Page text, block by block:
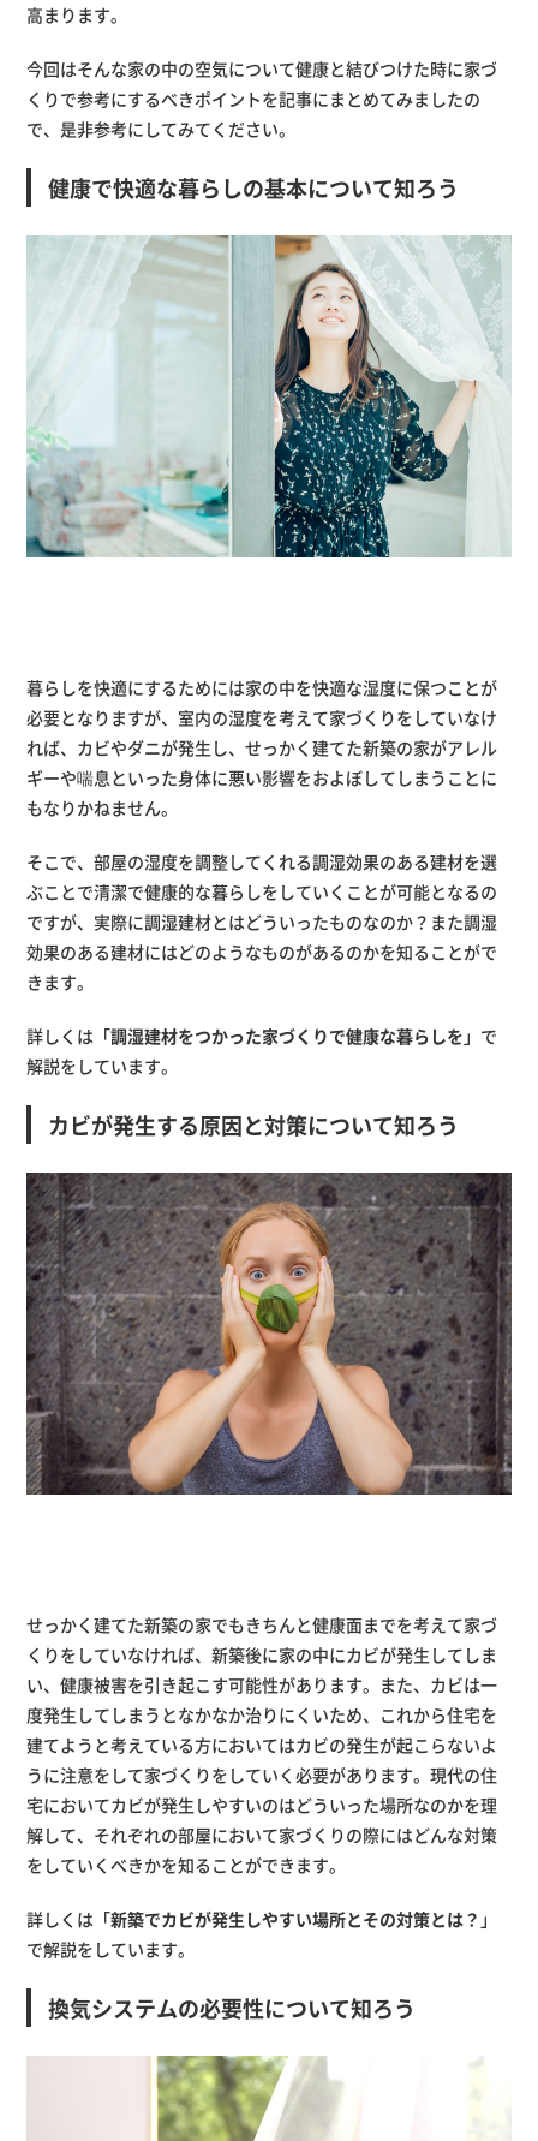
高まります。
今回はそんな家の中の空気について健康と結びつけた時に家づ
くりで参考にするべきポイントを記事にまとめてみましたの
で、是非参考にしてみてください。
健康で快適な暮らしの基本について知ろう
暮らしを快適にするためには家の中を快適な湿度に保つことが
必要となりますが、室内の湿度を考えて家づくりをしていなけ
れば、カビやダニが発生し、せっかく建てた新築の家がアレル
ギーや喘息といった身体に悪い影響をおよぼしてしまうことに
もなりかねません。
そこで、部屋の湿度を調整してくれる調湿効果のある建材を選
ぶことで清潔で健康的な暮らしをしていくことが可能となるの
ですが、実際に調湿建材とはどういったものなのか？また調湿
効果のある建材にはどのようなものがあるのかを知ることがで
きます。
詳しくは「調湿建材をつかった家づくりで健康な暮らしを 」で
解説をしています。
カビが発生する原因と対策について知ろう
せっかく建てた新築の家でもきちんと健康面までを考えて家づ
くりをしていなければ、新築後に家の中にカビが発生してしま
い、健康被害を引き起こす可能性があります。また、カビは一
度発生してしまうとなかなか治りにくいため、これから住宅を
建てようと考えている方においてはカビの発生が起こらないよ
うに注意をして家づくりをしていく必要があります。現代の住
宅においてカビが発生しやすいのはどういった場所なのかを理
解して、それぞれの部屋において家づくりの際にはどんな対策
をしていくべきかを知ることができます。
詳しくは「新築でカビが発生しやすい場所とその対策とは？ 」
で解説をしています。
換気システムの必要性について知ろう